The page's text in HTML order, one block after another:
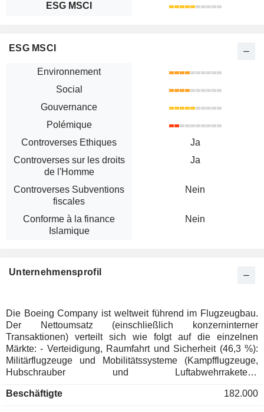
ESG MSCI
ESG MSCI
Environnement
Social
Gouvernance
Polémique
Controverses Ethiques
Ja
Controverses sur les droits
de l'Homme
Ja
Controverses Subventions
fiscales
Nein
Conforme à la finance
Islamique
Nein
Unternehmensprofil
Die Boeing Company ist weltweit führend im Flugzeugbau.
Der Nettoumsatz (einschließlich konzerninterner
Transaktionen) verteilt sich wie folgt auf die einzelnen
Märkte: - Verteidigung, Raumfahrt und Sicherheit (46,3 %):
Militärflugzeuge und Mobilitätssysteme (Kampfflugzeuge,
Hubschrauber und Luftabwehrraketen),
und Schulungen) sowie Raumfahrttechnik (Satelliten,
Beschäftigte 182.000